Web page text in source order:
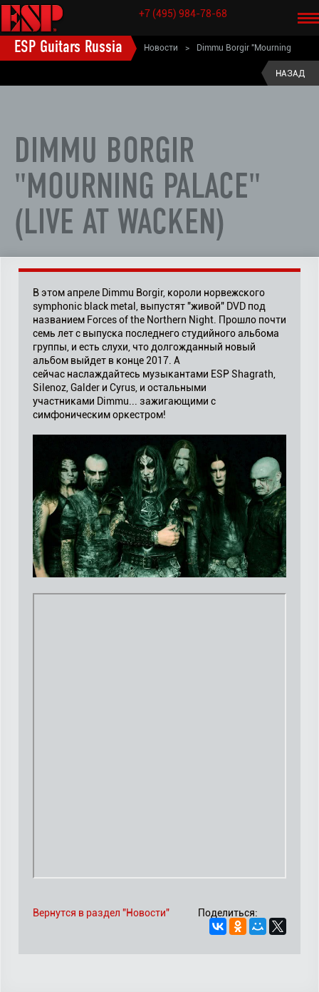
+7 (495) 984-78-68
ESP Guitars Russia Новости > Dimmu Borgir "Mourning
НАЗАД
DIMMU BORGIR
"MOURNING PALACE"
(LIVE AT WACKEN)
В этом апреле Dimmu Borgir, короли норвежского
symphonic black metal, выпустят "живой" DVD под
названием Forces of the Northern Night. Прошло почти
семь лет с выпуска последнего студийного альбома
группы, и есть слухи, что долгожданный новый
альбом выйдет в конце 2017. А
сейчас наслаждайтесь музыкантами ESP Shagrath,
Silenoz, Galder и Cyrus, и остальными
участниками Dimmu... зажигающими с
симфоническим оркестром!
Поделиться:
Вернутся в раздел "Новости"